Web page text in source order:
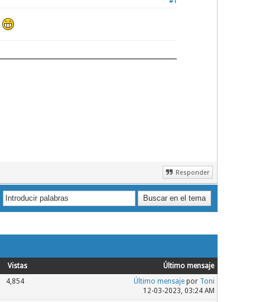
Responder
Vistas Último mensaje
4,854 Último mensajepor Toni
12-03-2023, 03:24 AM